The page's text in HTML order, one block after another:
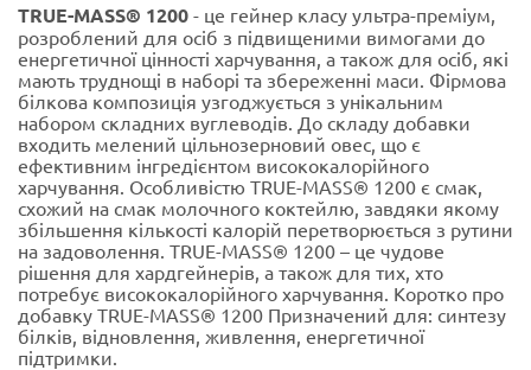
TRUE-MASS® 1200 - це гейнер класу ультра-преміум,
розроблений для осіб з підвищеними вимогами до
енергетичної цінності харчування, а також для осіб, які
мають труднощі в наборі та збереженні маси. Фірмова
білкова композиція узгоджується з унікальним
набором складних вуглеводів. До складу добавки
входить мелений цільнозерновий овес, що є
ефективним інгредієнтом висококалорійного
харчування. Особливістю TRUE-MASS® 1200 є смак,
схожий на смак молочного коктейлю, завдяки якому
збільшення кількості калорій перетворюється з рутини
на задоволення. TRUE-MASS® 1200 – це чудове
рішення для хардгейнерів, а також для тих, хто
потребує висококалорійного харчування. Коротко про
добавку TRUE-MASS® 1200 Призначений для: синтезу
білків, відновлення, живлення, енергетичної
підтримки.